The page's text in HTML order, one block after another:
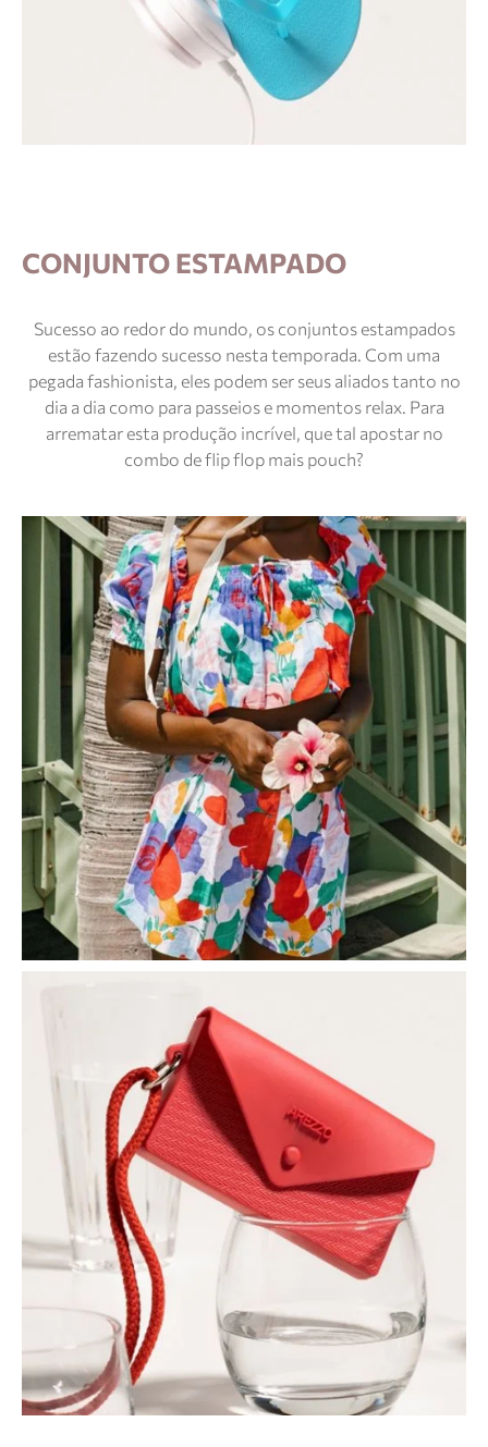
CONJUNTO ESTAMPADO
Sucesso ao redor do mundo, os conjuntos estampados
estão fazendo sucesso nesta temporada. Com uma
pegada fashionista, eles podem ser seus aliados tanto no
dia a dia como para passeios e momentos relax. Para
arrematar esta produção incrível, que tal apostar no
combo de flip flop mais pouch?